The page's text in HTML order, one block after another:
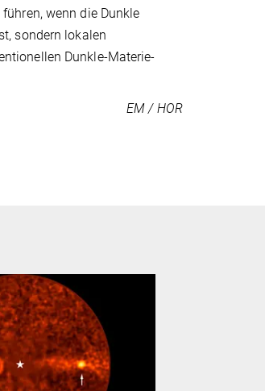
wenn die Dunkle
sondern lokalen
Dunkle-Materie-
EM / HOR